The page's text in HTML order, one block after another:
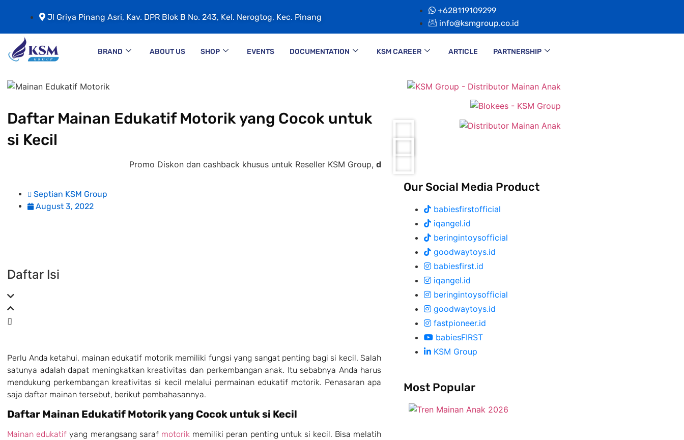
Jl Griya Pinang Asri, Kav. DPR Blok B No. 243, Kel. Nerogtog, Kec. Pinang
+628119109299
info@ksmgroup.co.id
BRAND ABOUT US SHOP EVENTS DOCUMENTATION KSM CAREER ARTICLE PARTNERSHIP
Daftar Mainan Edukatif Motorik yang Cocok untuk
si Kecil
Promo Diskon dan cashback khusus untuk Reseller KSM Group,diskon 35% + Cashback 10%,
Septian KSM Group
August 3, 2022
Daftar Isi
Perlu Anda ketahui, mainan edukatif motorik memiliki fungsi yang sangat penting bagi si kecil. Salah
satunya adalah dapat meningkatkan kreativitas dan perkembangan anak. Itu sebabnya Anda harus
mendukung perkembangan kreativitas si kecil melalui permainan edukatif motorik. Penasaran apa
saja daftar mainan tersebut, berikut pembahasannya.
Daftar Mainan Edukatif Motorik yang Cocok untuk si Kecil
Mainan edukatif yang merangsang sarafmotorikmemiliki peran penting untuk si kecil. Bisa melatih
Our Social Media Product
babiesfirstofficial
iqangel.id
beringintoysofficial
goodwaytoys.id
babiesfirst.id
iqangel.id
beringintoysofficial
goodwaytoys.id
fastpioneer.id
babiesFIRST
KSM Group
Most Popular